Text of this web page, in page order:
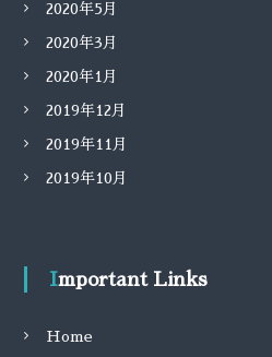
2020年5月
2020年3月
2020年1月
2019年12月
2019年11月
2019年10月
Important Links
Home